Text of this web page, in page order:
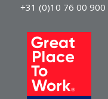
+31 (0)10 76 00 900